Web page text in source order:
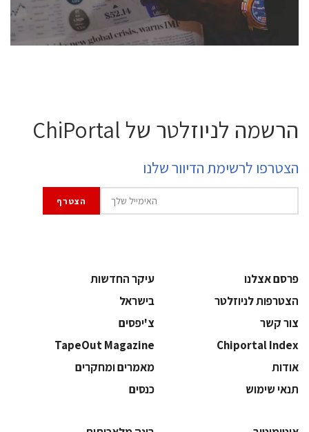
לחץ לפרטים
הרשמה לניוזלטר של ChiPortal
הצטרפו לרשימת הדיוור שלנו
פרסם אצלנו
עיקר החדשות
הצטרפות לניוזלטר
בישראל
צור קשר
צ'יפסים
Chiportal Index
TapeOut Magazine
אודות
מאמרים ומחקרים
תנאי שימוש
כנסים